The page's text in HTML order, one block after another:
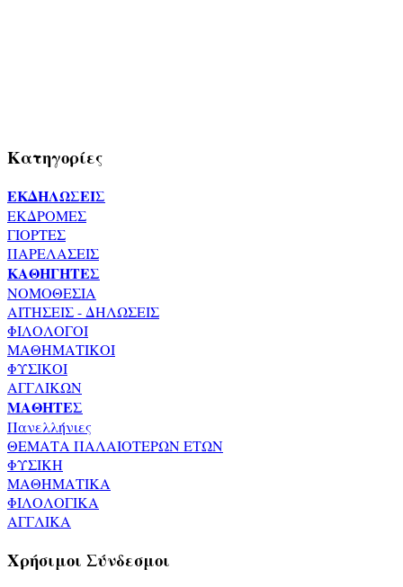
Κατηγορίες
ΕΚΔΗΛΩΣΕΙΣ
ΕΚΔΡΟΜΕΣ
ΓΙΟΡΤΕΣ
ΠΑΡΕΛΑΣΕΙΣ
ΚΑΘΗΓΗΤΕΣ
ΝΟΜΟΘΕΣΙΑ
ΑΙΤΗΣΕΙΣ - ΔΗΛΩΣΕΙΣ
ΦΙΛΟΛΟΓΟΙ
ΜΑΘΗΜΑΤΙΚΟΙ
ΦΥΣΙΚΟΙ
ΑΓΓΛΙΚΩΝ
ΜΑΘΗΤΕΣ
Πανελλήνιες
ΘΕΜΑΤΑ ΠΑΛΑΙΟΤΕΡΩΝ ΕΤΩΝ
ΦΥΣΙΚΗ
ΜΑΘΗΜΑΤΙΚΑ
ΦΙΛΟΛΟΓΙΚΑ
ΑΓΓΛΙΚΑ
Χρήσιμοι Σύνδεσμοι